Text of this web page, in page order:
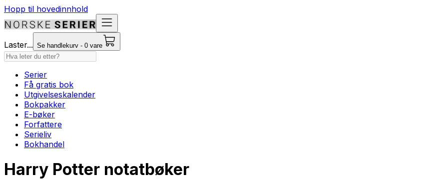
Hopp til hovedinnhold
Laster... Se handlekurv - 0 vare
Serier
Få gratis bok
Utgivelseskalender
Bokpakker
E-bøker
Forfattere
Serieliv
Bokhandel
Harry Potter notatbøker